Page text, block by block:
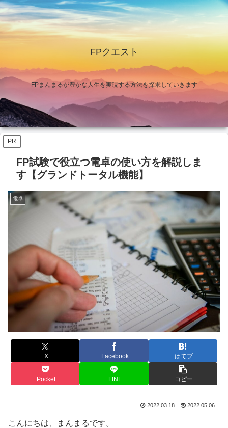
FPクエスト
FPまんまるが豊かな人生を実現する方法を探求していきます
PR
FP試験で役立つ電卓の使い方を解説しま
す【グランドトータル機能】
電卓
X Facebook はてブ
Pocket LINE コピー
2022.03.18 2022.05.06
こんにちは、まんまるです。